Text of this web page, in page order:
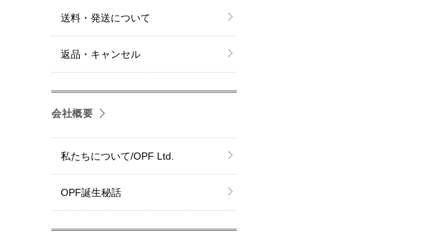
送料・発送について
返品・キャンセル
会社概要
私たちについて/OPF Ltd.
OPF誕生秘話